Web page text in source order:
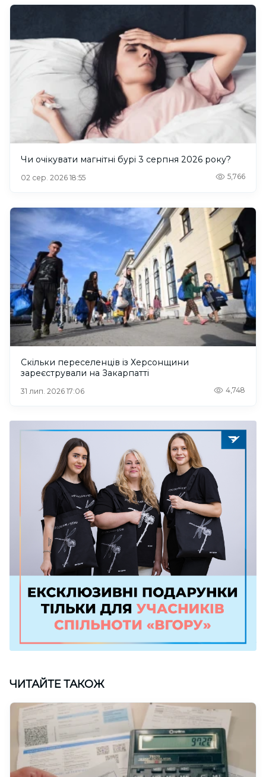
Чи очікувати магнітні бурі 3 серпня 2026 року?
02 сер. 2026 18:55 5,766
Скільки переселенців із Херсонщини
зареєстрували на Закарпатті
31 лип. 2026 17:06 4,748
ЧИТАЙТЕ ТАКОЖ